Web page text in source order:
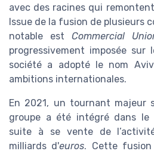
avec des racines qui
Issue de la fusion de plusieurs
notable est Commercial
progressivement imposée sur
société a adopté le nom
ambitions internationales.
En 2021, un tournant majeur
groupe a été intégré dans le
suite à se vente de
milliards d'euros. Cette fusion